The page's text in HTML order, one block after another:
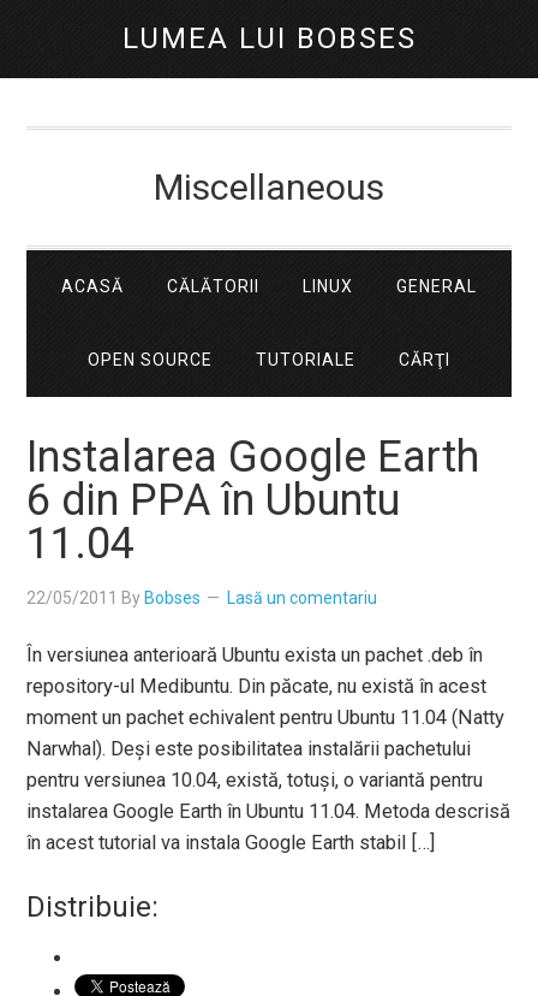
LUMEA LUI BOBSES
Miscellaneous
ACASĂ CĂLĂTORII LINUX GENERAL
OPEN SOURCE TUTORIALE CĂRŢI
Instalarea Google Earth
6 din PPA în Ubuntu
11.04
22/05/2011 By Bobses Lasă un comentariu
În versiunea anterioară Ubuntu exista un pachet .deb în
repository-ul Medibuntu. Din păcate, nu există în acest
moment un pachet echivalent pentru Ubuntu 11.04 (Natty
Narwhal). Deși este posibilitatea instalării pachetului
pentru versiunea 10.04, există, totuși, o variantă pentru
instalarea Google Earth în Ubuntu 11.04. Metoda descrisă
în acest tutorial va instala Google Earth stabil […]
Distribuie: